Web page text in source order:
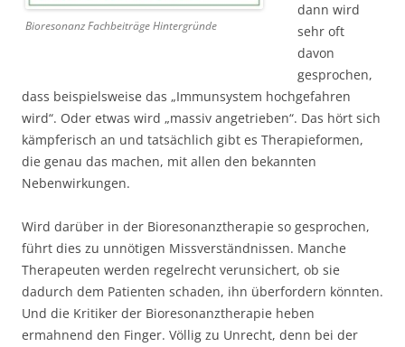
Bioresonanz Fachbeiträge Hintergründe
dann wird
sehr oft
davon
gesprochen,
dass beispielsweise das „Immunsystem hochgefahren
wird“. Oder etwas wird „massiv angetrieben“. Das hört sich
kämpferisch an und tatsächlich gibt es Therapieformen,
die genau das machen, mit allen den bekannten
Nebenwirkungen.
Wird darüber in der Bioresonanztherapie so gesprochen,
führt dies zu unnötigen Missverständnissen. Manche
Therapeuten werden regelrecht verunsichert, ob sie
dadurch dem Patienten schaden, ihn überfordern könnten.
Und die Kritiker der Bioresonanztherapie heben
ermahnend den Finger. Völlig zu Unrecht, denn bei der